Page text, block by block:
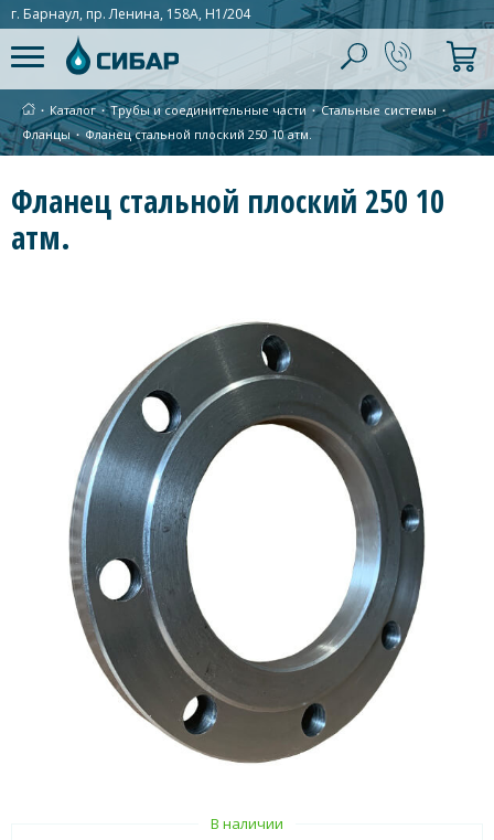
г. Барнаул, пр. Ленина, 158А, Н1/204
∙ Каталог ∙Трубы и соединительные части ∙Стальные системы ∙
Фланцы ∙ Фланец стальной плоский 250 10 атм.
Фланец стальной плоский 250 10
атм.
В наличии